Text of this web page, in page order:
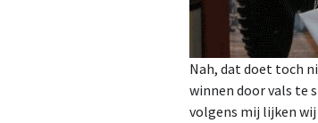
Nah, dat doet toch
winnen door vals te
volgens mij lijken